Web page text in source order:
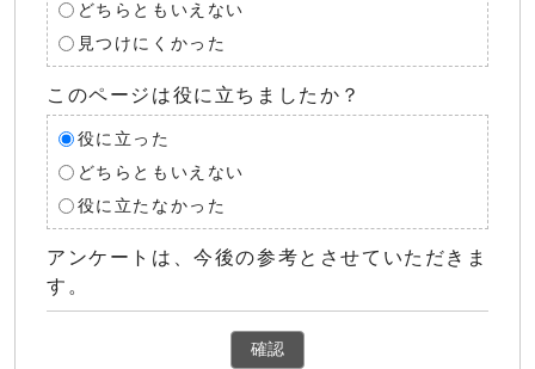
どちらともいえない
見つけにくかった
このページは役に立ちましたか？
役に立った
どちらともいえない
役に立たなかった
アンケートは、今後の参考とさせていただきま
す。
確認